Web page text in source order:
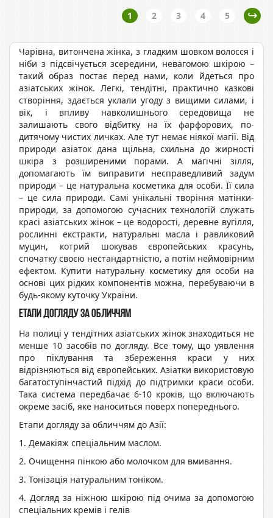
1 2 3 4 5
Чарівна, витончена жінка, з гладким шовком волосся і
ніби з підсвічується зсередини, невагомою шкірою –
такий образ постає перед нами, коли йдеться про
азіатських жінок. Легкі, тендітні, практично казкові
створіння, здається уклали угоду з вищими силами, і
вік, і впливу навколишнього середовища не
залишають свого відбитку на їх фарфорових, по-
дитячому чистих личках. Але тут немає ніякої магії. Від
природи азіаток дана щільна, схильна до жирності
шкіра з розширеними порами. А магічні зілля,
допомагають їм виправити несправедливий задум
природи – це натуральна косметика для особи. Її сила
– це сила природи. Самі унікальні творіння матінки-
природи, за допомогою сучасних технологій служать
красі азіатських жінок – це водорості, деревне вугілля,
рослинні екстракти, натуральні масла і равликовий
муцин, котрий шокував європейських красунь,
спочатку своєю нестандартністю, а потім неймовірним
ефектом. Купити натуральну косметику для особи на
основі цих рідких компонентів можна, перебуваючи в
будь-якому куточку України.
Етапи догляду за обличчям
На полиці у тендітних азіатських жінок знаходиться не
менше 10 засобів по догляду. Все тому, що уявлення
про піклування та збереження краси у них
відрізняються від європейських. Азіатки використовую
багатоступінчастий підхід до підтримки краси особи.
Така система передбачає 6-10 кроків, що включають
окреме засіб, яке наноситься поверх попереднього.
Етапи догляду за обличчям до Азії:
1. Демакіяж спеціальним маслом.
2. Очищення пінкою або молочком для вмивання.
3. Тонізація натуральним тоніком.
4. Догляд за ніжною шкірою під очима за допомогою
спеціальних кремів і гелів